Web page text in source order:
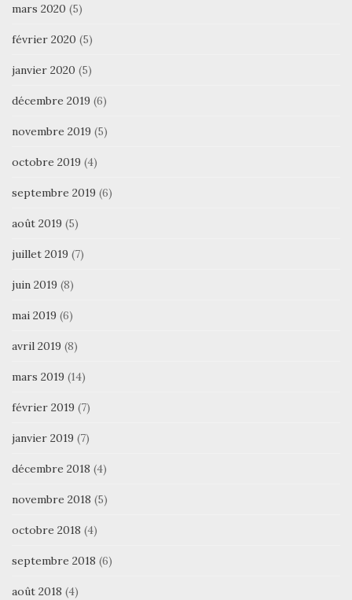
mars 2020 (5)
février 2020 (5)
janvier 2020 (5)
décembre 2019 (6)
novembre 2019 (5)
octobre 2019 (4)
septembre 2019 (6)
août 2019 (5)
juillet 2019 (7)
juin 2019 (8)
mai 2019 (6)
avril 2019 (8)
mars 2019 (14)
février 2019 (7)
janvier 2019 (7)
décembre 2018 (4)
novembre 2018 (5)
octobre 2018 (4)
septembre 2018 (6)
août 2018 (4)